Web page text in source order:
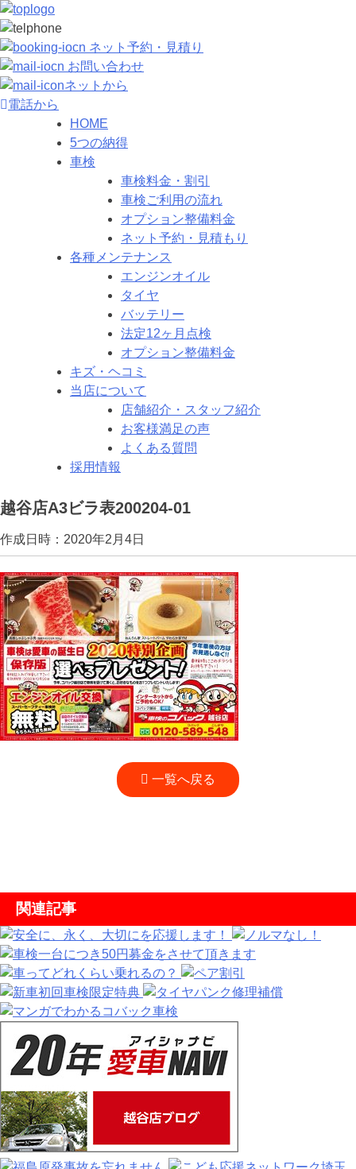
ネット予約・見積り
お問い合わせ
ネットから
電話から
HOME
5つの納得
車検
車検料金・割引
車検ご利用の流れ
オプション整備料金
ネット予約・見積もり
各種メンテナンス
エンジンオイル
タイヤ
バッテリー
法定12ヶ月点検
オプション整備料金
キズ・ヘコミ
当店について
店舗紹介・スタッフ紹介
お客様満足の声
よくある質問
採用情報
越谷店A3ビラ表200204-01
作成日時：2020年2月4日
一覧へ戻る
関連記事